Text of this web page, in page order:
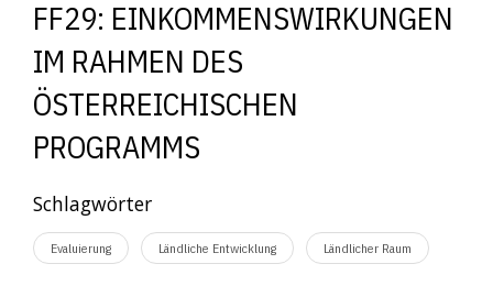
FF29: EINKOMMENSWIRKUNGEN
IM RAHMEN DES
ÖSTERREICHISCHEN
PROGRAMMS
Schlagwörter
Evaluierung Ländliche Entwicklung Ländlicher Raum